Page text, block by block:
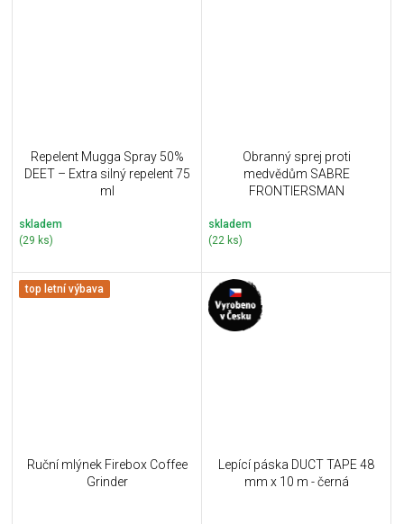
Repelent Mugga Spray 50%
DEET – Extra silný repelent 75
ml
skladem
(29 ks)
Obranný sprej proti
medvědům SABRE
FRONTIERSMAN
skladem
(22 ks)
top letní výbava
Ruční mlýnek Firebox Coffee
Grinder
Lepící páska DUCT TAPE 48
mm x 10 m - černá